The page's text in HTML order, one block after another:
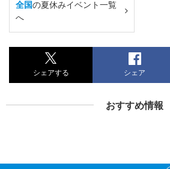
全国の夏休みイベント一覧
へ
シェアする シェア
おすすめ情報